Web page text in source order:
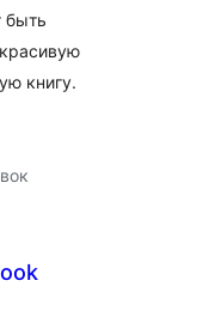
быть
книгу.